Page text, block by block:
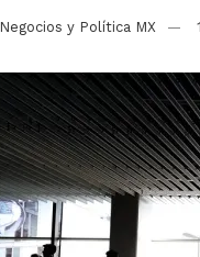
Negocios y Política MX